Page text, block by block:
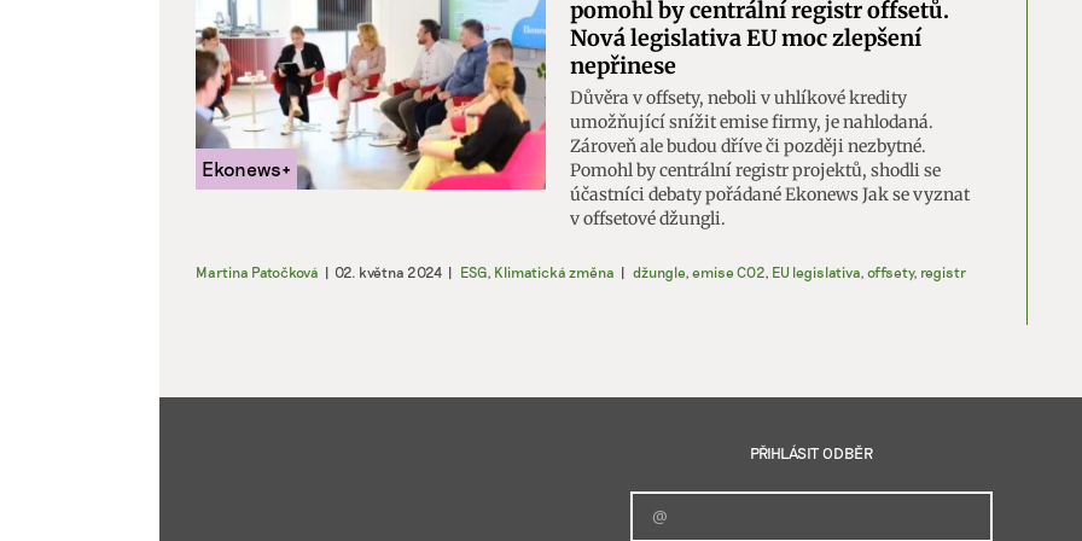
Zajištění bezpečnosti, předcházení a zjišťování podvodů a
odstraňování chyb, Poskytování a zobrazování reklamy a obsahu,
Ukládání a sdělování voleb ochrany osobních údajů.
pomohl by centrální registr offsetů.
Nová legislativa EU moc zlepšení
nepřinese
Důvěra v offsety, neboli v uhlíkové kredity
umožňující snížit emise firmy, je nahlodaná.
Zároveň ale budou dříve či později nezbytné.
Pomohl by centrální registr projektů, shodli se
účastníci debaty pořádané Ekonews Jak se vyznat
v offsetové džungli.
Martina Patočková | 02. května 2024 | ESG Klimatická změna | džungle emise CO2 EU legislativa offsety, registr
PŘIHLÁSIT ODBĚR